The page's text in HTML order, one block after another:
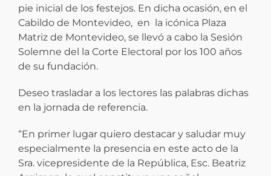
pie inicial de los festejos. En dicha ocasión, en el
Cabildo de Montevideo, en la icónica Plaza
Matriz de Montevideo, se llevó a cabo la Sesión
Solemne del la Corte Electoral por los 100 años
de su fundación.
Deseo trasladar a los lectores las palabras dichas
en la jornada de referencia.
“En primer lugar quiero destacar y saludar muy
especialmente la presencia en este acto de la
Sra. vicepresidente de la República, Esc. Beatriz